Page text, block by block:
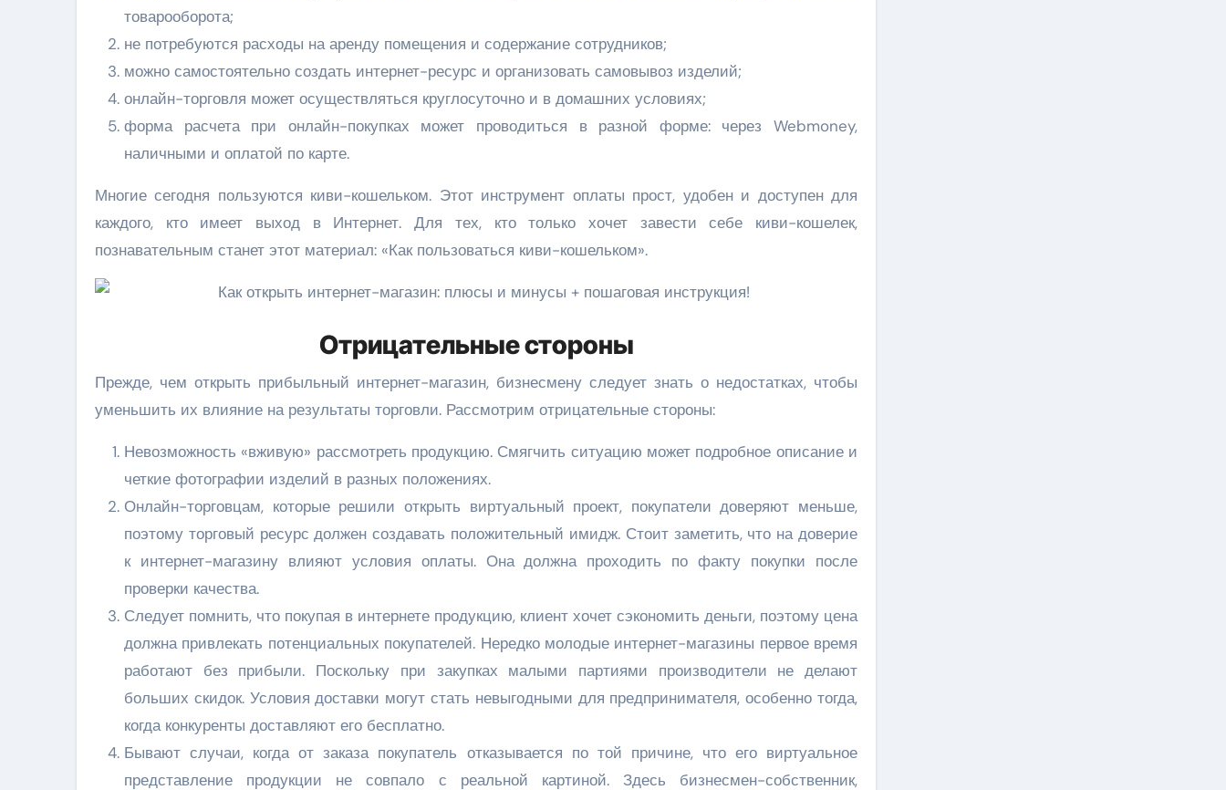
товарооборота;
не потребуются расходы на аренду помещения и содержание сотрудников;
можно самостоятельно создать интернет-ресурс и организовать самовывоз изделий;
онлайн-торговля может осуществляться круглосуточно и в домашних условиях;
форма расчета при онлайн-покупках может проводиться в разной форме: через Webmoney,
наличными и оплатой по карте.
Многие сегодня пользуются киви-кошельком. Этот инструмент оплаты прост, удобен и доступен для
каждого, кто имеет выход в Интернет. Для тех, кто только хочет завести себе киви-кошелек,
познавательным станет этот материал: «Как пользоваться киви-кошельком».
Отрицательные стороны
Прежде, чем открыть прибыльный интернет-магазин, бизнесмену следует знать о недостатках, чтобы
уменьшить их влияние на результаты торговли. Рассмотрим отрицательные стороны:
Невозможность «вживую» рассмотреть продукцию. Смягчить ситуацию может подробное описание и
четкие фотографии изделий в разных положениях.
Онлайн-торговцам, которые решили открыть виртуальный проект, покупатели доверяют меньше,
поэтому торговый ресурс должен создавать положительный имидж. Стоит заметить, что на доверие
к интернет-магазину влияют условия оплаты. Она должна проходить по факту покупки после
проверки качества.
Следует помнить, что покупая в интернете продукцию, клиент хочет сэкономить деньги, поэтому цена
должна привлекать потенциальных покупателей. Нередко молодые интернет-магазины первое время
работают без прибыли. Поскольку при закупках малыми партиями производители не делают
больших скидок. Условия доставки могут стать невыгодными для предпринимателя, особенно тогда,
когда конкуренты доставляют его бесплатно.
Бывают случаи, когда от заказа покупатель отказывается по той причине, что его виртуальное
представление продукции не совпало с реальной картиной. Здесь бизнесмен-собственник,